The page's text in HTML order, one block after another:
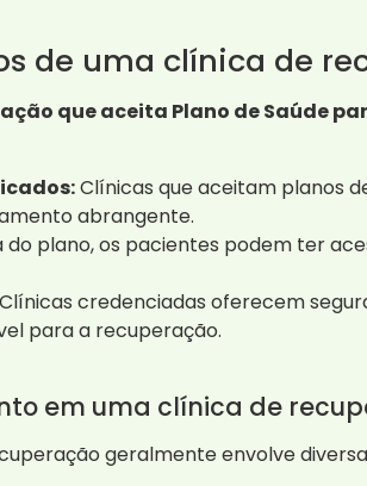
de uma clínica de
que aceita Plano de Saúde
Clínicas que aceitam planos
abrangente.
plano, os pacientes podem ter
Clínicas credenciadas oferecem
para a recuperação.
em uma clínica de
geralmente envolve